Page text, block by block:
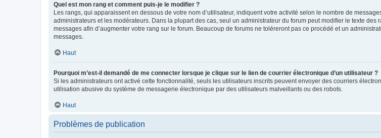
Quel est mon rang et comment puis-je le modifier ?
Les rangs, qui apparaissent en dessous de votre nom d’utilisateur, indiquent votre activité selon le nombre de
administrateurs et les modérateurs. Dans la plupart des cas, seul un administrateur du forum peut modifier le texte
messages afin d’augmenter votre rang sur le forum. Beaucoup de forums ne toléreront pas ce procédé et un
messages.
Haut
Pourquoi m’est-il demandé de me connecter lorsque je clique sur le lien de courrier électronique d’un utilisateur ?
Si les administrateurs ont activé cette fonctionnalité, seuls les utilisateurs inscrits peuvent envoyer des courriers
utilisation abusive du système de messagerie électronique par des utilisateurs malveillants ou des robots.
Haut
Problèmes de publication